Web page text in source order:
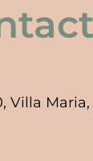
Villa